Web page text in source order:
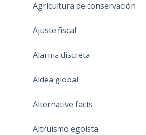
Agricultura de conservación
Ajuste fiscal
Alarma discreta
Aldea global
Alternative facts
Altruismo egoista